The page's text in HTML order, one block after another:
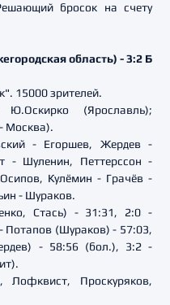
бросок на счету
область) - 3:2 Б
15000 зрителей.
(Ярославль);
Москва).
- Егоршев, Жердев -
- Шуленин, Петтерссон -
Кулёмин - Грачёв -
- Шураков.
Стась) - 31:31, 2:0 -
Потапов (Шураков) - 57:03,
- 58:56 (бол.), 3:2 -
Проскуряков,